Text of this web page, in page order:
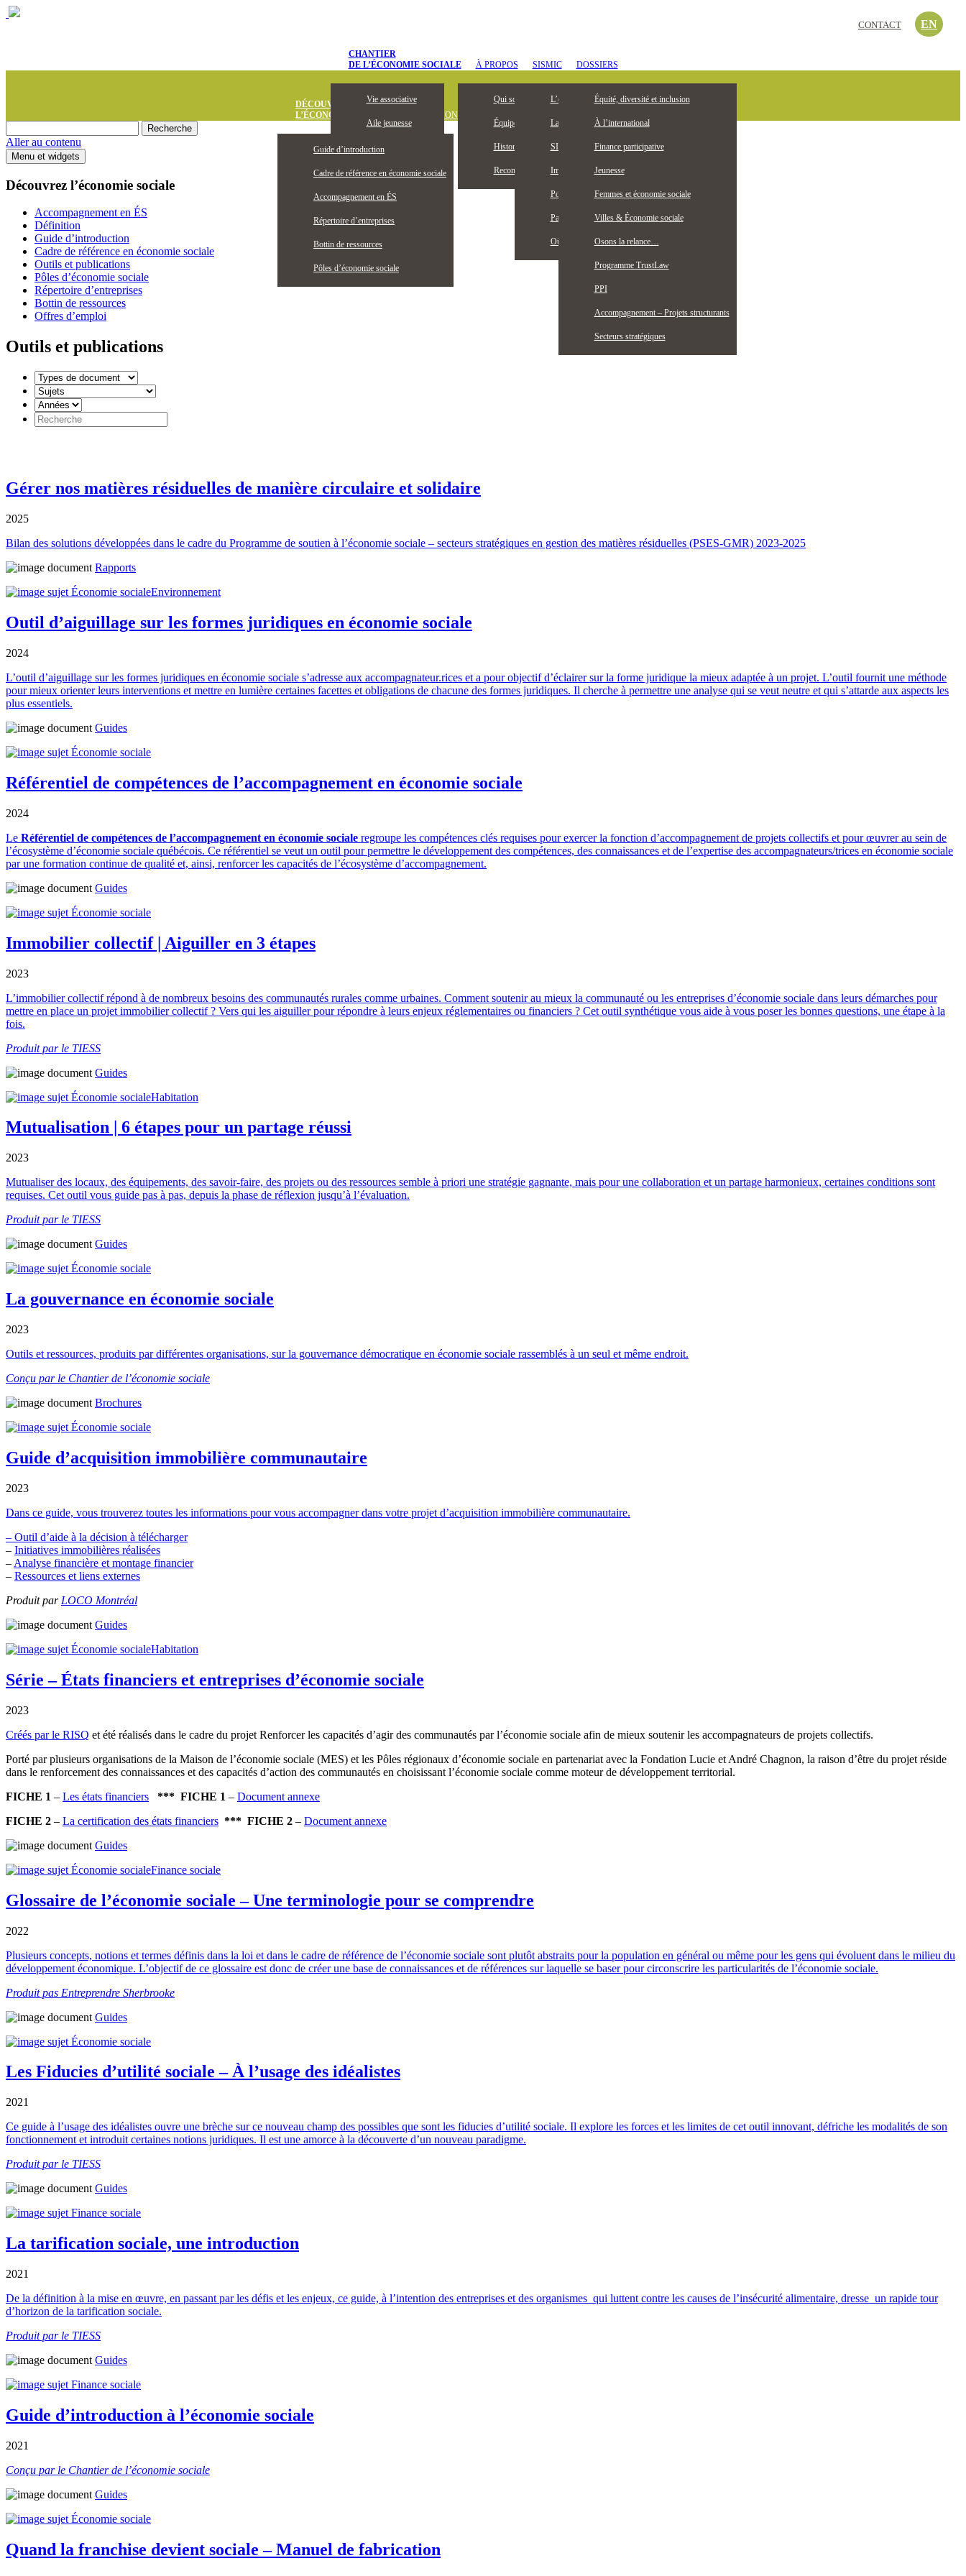
CHANTIER
DE L’ÉCONOMIE SOCIALE
Vie associative
Aile jeunesse
Devenez membre
Membres honoraires
Publications
Partenaires
Actualités
À PROPOS
Qui sommes-nous
Équipe
Historique
Reconnaissance territoriale
SISMIC
L’entrepreneuriat collectif, c’est quoi?
La Bourse Entrepreneuriat collectif jeunesse
SISMIC, c’est quoi?
Impacts SISMIC
Portraits SISMIC
Partenaires nationaux
Où nous trouver
DOSSIERS
Équité, diversité et inclusion
À l’international
Finance participative
Jeunesse
Femmes et économie sociale
Villes & Économie sociale
Osons la relance…
Programme TrustLaw
PPI
Accompagnement – Projets structurants
Secteurs stratégiques
DÉCOUVREZ
L’ÉCONOMIE SOCIALE
Guide d’introduction
Cadre de référence en économie sociale
Accompagnement en ÉS
Répertoire d’entreprises
Bottin de ressources
Pôles d’économie sociale
DÉFINITION OUTILS ET PUBLICATIONS OFFRES D’EMPLOI
CONTACT EN
Aller au contenu
Menu et widgets
Découvrez l’économie sociale
Accompagnement en ÉS
Définition
Guide d’introduction
Cadre de référence en économie sociale
Outils et publications
Pôles d’économie sociale
Répertoire d’entreprises
Bottin de ressources
Offres d’emploi
Outils et publications
Gérer nos matières résiduelles de manière circulaire et solidaire
2025
Bilan des solutions développées dans le cadre du Programme de soutien à l’économie sociale – secteurs stratégiques en gestion des matières résiduelles (PSES-GMR) 2023-2025
Rapports
Économie socialeEnvironnement
Outil d’aiguillage sur les formes juridiques en économie sociale
2024
L’outil d’aiguillage sur les formes juridiques en économie sociale s’adresse aux accompagnateur.rices et a pour objectif d’éclairer sur la forme juridique la mieux adaptée à un projet. L’outil fournit une méthode
pour mieux orienter leurs interventions et mettre en lumière certaines facettes et obligations de chacune des formes juridiques. Il cherche à permettre une analyse qui se veut neutre et qui s’attarde aux aspects les
plus essentiels.
Guides
Économie sociale
Référentiel de compétences de l’accompagnement en économie sociale
2024
Le Référentiel de compétences de l’accompagnement en économie sociale regroupe les compétences clés requises pour exercer la fonction d’accompagnement de projets collectifs et pour œuvrer au sein de
l’écosystème d’économie sociale québécois. Ce référentiel se veut un outil pour permettre le développement des compétences, des connaissances et de l’expertise des accompagnateurs/trices en économie sociale
par une formation continue de qualité et, ainsi, renforcer les capacités de l’écosystème d’accompagnement.
Guides
Économie sociale
Immobilier collectif | Aiguiller en 3 étapes
2023
L’immobilier collectif répond à de nombreux besoins des communautés rurales comme urbaines. Comment soutenir au mieux la communauté ou les entreprises d’économie sociale dans leurs démarches pour
mettre en place un projet immobilier collectif ? Vers qui les aiguiller pour répondre à leurs enjeux réglementaires ou financiers ? Cet outil synthétique vous aide à vous poser les bonnes questions, une étape à la
fois.
Produit par le TIESS
Guides
Économie socialeHabitation
Mutualisation | 6 étapes pour un partage réussi
2023
Mutualiser des locaux, des équipements, des savoir-faire, des projets ou des ressources semble à priori une stratégie gagnante, mais pour une collaboration et un partage harmonieux, certaines conditions sont
requises. Cet outil vous guide pas à pas, depuis la phase de réflexion jusqu’à l’évaluation.
Produit par le TIESS
Guides
Économie sociale
La gouvernance en économie sociale
2023
Outils et ressources, produits par différentes organisations, sur la gouvernance démocratique en économie sociale rassemblés à un seul et même endroit.
Conçu par le Chantier de l’économie sociale
Brochures
Économie sociale
Guide d’acquisition immobilière communautaire
2023
Dans ce guide, vous trouverez toutes les informations pour vous accompagner dans votre projet d’acquisition immobilière communautaire.
– Outil d’aide à la décision à télécharger
– Initiatives immobilières réalisées
– Analyse financière et montage financier
– Ressources et liens externes
Produit par LOCO Montréal
Guides
Économie socialeHabitation
Série – États financiers et entreprises d’économie sociale
2023
Créés par le RISQ et été réalisés dans le cadre du projet Renforcer les capacités d’agir des communautés par l’économie sociale afin de mieux soutenir les accompagnateurs de projets collectifs.
Porté par plusieurs organisations de la Maison de l’économie sociale (MES) et les Pôles régionaux d’économie sociale en partenariat avec la Fondation Lucie et André Chagnon, la raison d’être du projet réside
dans le renforcement des connaissances et des capacités d’action des communautés en choisissant l’économie sociale comme moteur de développement territorial.
FICHE 1 – Les états financiers *** FICHE 1 – Document annexe
FICHE 2 – La certification des états financiers *** FICHE 2 – Document annexe
Guides
Économie socialeFinance sociale
Glossaire de l’économie sociale – Une terminologie pour se comprendre
2022
Plusieurs concepts, notions et termes définis dans la loi et dans le cadre de référence de l’économie sociale sont plutôt abstraits pour la population en général ou même pour les gens qui évoluent dans le milieu du
développement économique. L’objectif de ce glossaire est donc de créer une base de connaissances et de références sur laquelle se baser pour circonscrire les particularités de l’économie sociale.
Produit pas Entreprendre Sherbrooke
Guides
Économie sociale
Les Fiducies d’utilité sociale – À l’usage des idéalistes
2021
Ce guide à l’usage des idéalistes ouvre une brèche sur ce nouveau champ des possibles que sont les fiducies d’utilité sociale. Il explore les forces et les limites de cet outil innovant, défriche les modalités de son
fonctionnement et introduit certaines notions juridiques. Il est une amorce à la découverte d’un nouveau paradigme.
Produit par le TIESS
Guides
Finance sociale
La tarification sociale, une introduction
2021
De la définition à la mise en œuvre, en passant par les défis et les enjeux, ce guide, à l’intention des entreprises et des organismes qui luttent contre les causes de l’insécurité alimentaire, dresse un rapide tour
d’horizon de la tarification sociale.
Produit par le TIESS
Guides
Finance sociale
Guide d’introduction à l’économie sociale
2021
Conçu par le Chantier de l’économie sociale
Guides
Économie sociale
Quand la franchise devient sociale – Manuel de fabrication